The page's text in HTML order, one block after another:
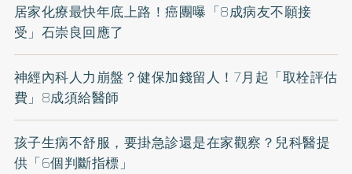
居家化療最快年底上路！癌團曝「8成病友不願接
受」石崇良回應了
神經內科人力崩盤？健保加錢留人！7月起「取栓評估
費」8成須給醫師
孩子生病不舒服，要掛急診還是在家觀察？兒科醫提
供「6個判斷指標」